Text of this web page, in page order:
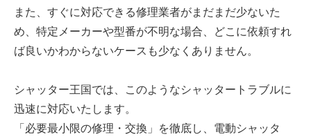
また、すぐに対応できる修理業者がまだまだ少ないた
め、特定メーカーや型番が不明な場合、どこに依頼すれ
ば良いかわからないケースも少なくありません。
シャッター王国では、このようなシャッタートラブルに
迅速に対応いたします。
「必要最小限の修理・交換」を徹底し、電動シャッタ